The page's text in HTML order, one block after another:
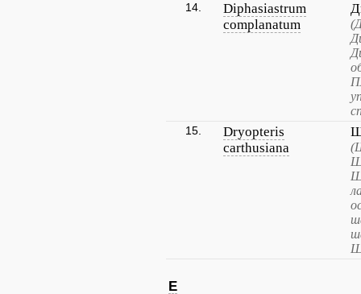
14.
Diphasiastrum
complanatum
15.
Dryopteris
carthusiana
E